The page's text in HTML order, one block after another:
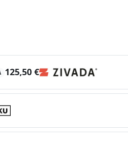
125,50 €